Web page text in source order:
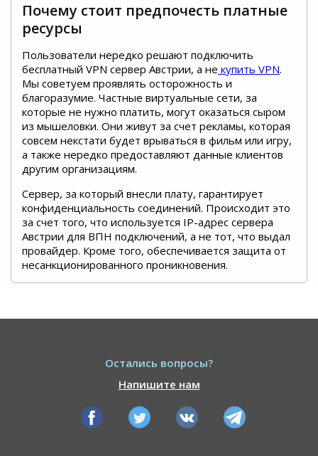
Почему стоит предпочесть платные
ресурсы
Пользователи нередко решают подключить
бесплатный VPN сервер Австрии, а не купить VPN.
Мы советуем проявлять осторожность и
благоразумие. Частные виртуальные сети, за
которые не нужно платить, могут оказаться сыром
из мышеловки. Они живут за счет рекламы, которая
совсем некстати будет врываться в фильм или игру,
а также нередко предоставляют данные клиентов
другим организациям.
Сервер, за который внесли плату, гарантирует
конфиденциальность соединений. Происходит это
за счет того, что используется IP-адрес сервера
Австрии для ВПН подключений, а не тот, что выдал
провайдер. Кроме того, обеспечивается защита от
несанкционированного проникновения.
Остались вопросы?
Напишите нам